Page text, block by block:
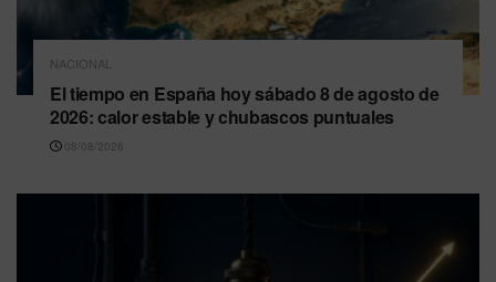
NACIONAL
El tiempo en España hoy sábado 8 de agosto de
2026: calor estable y chubascos puntuales
08/08/2026